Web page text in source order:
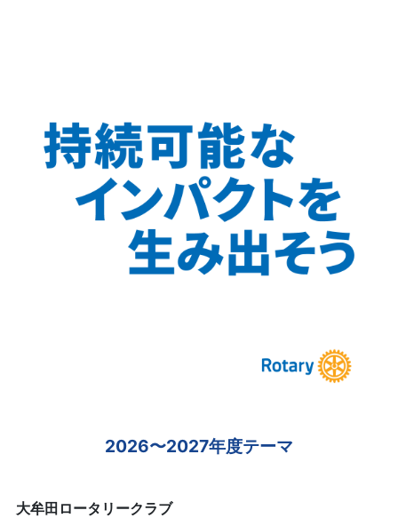
2026〜2027年度テーマ
大牟田ロータリークラブ